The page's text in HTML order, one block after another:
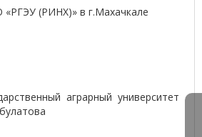
(РИНХ)» в г.Махачкале
аграрный университет